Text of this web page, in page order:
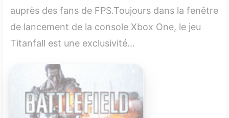
auprès des fans de FPS.Toujours dans la fenêtre
de lancement de la console Xbox One, le jeu
Titanfall est une exclusivité...